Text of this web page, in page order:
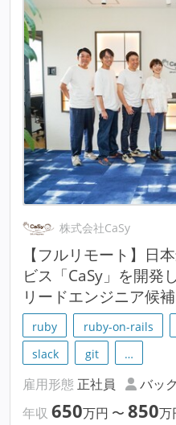
株式会社CaSy
【フルリモート】日
ビス「CaSy」を開発
リードエンジニア候
ruby ruby-on-rails
slack
git …
雇用形態 正社員 バッ
年収 650万円 〜 850万